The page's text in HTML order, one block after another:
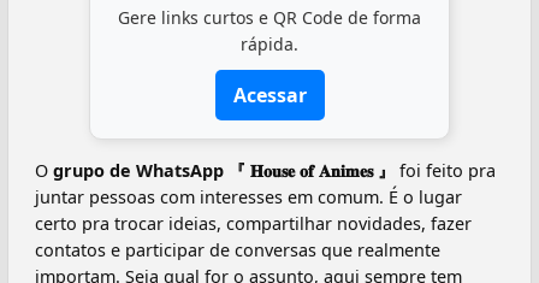
Gere links curtos e QR Code de forma
rápida.
Acessar
O grupo de WhatsApp 『 𝐇𝐨𝐮𝐬𝐞 𝐨𝐟 𝐀𝐧𝐢𝐦𝐞𝐬 』
foi feito pra
juntar pessoas com interesses em comum. É o lugar
certo pra trocar ideias, compartilhar novidades, fazer
contatos e participar de conversas que realmente
importam. Seja qual for o assunto, aqui sempre tem